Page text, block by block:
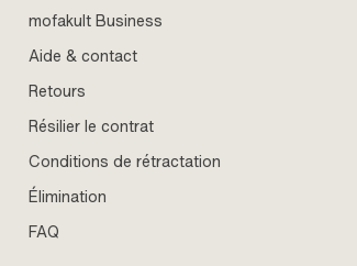
mofakult Business
Aide & contact
Retours
Résilier le contrat
Conditions de rétractation
Élimination
FAQ